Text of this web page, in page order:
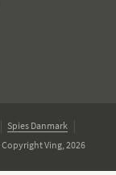
Spies Danmark
Copyright Ving, 2026